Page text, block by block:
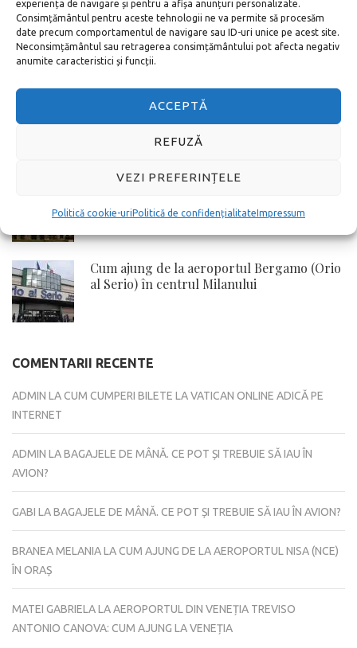
experiența de navigare și pentru a afișa anunțuri personalizate.
Consimțământul pentru aceste tehnologii ne va permite să procesăm
date precum comportamentul de navigare sau ID-uri unice pe acest site.
Neconsimțământul sau retragerea consimțământului pot afecta negativ
anumite caracteristici și funcții.
ACCEPTĂ
REFUZĂ
VEZI PREFERINȚELE
Politică cookie-uriPolitică de confidențialitateImpressum
Cum cumperi bilete la Vatican online adică
pe internet
Toate metodele de a ajunge de la
Aeroportul Schönefeld în centrul orașului
Cum cumperi online bilete la Colosseum si
Cum ajung de la aeroportul Bergamo (Orio
al Serio) în centrul Milanului
COMENTARII RECENTE
ADMIN LACUM CUMPERI BILETE LA VATICAN ONLINE ADICĂ PE
INTERNET
ADMIN LABAGAJELE DE MÂNĂ. CE POT ȘI TREBUIE SĂ IAU ÎN
AVION?
GABI LABAGAJELE DE MÂNĂ. CE POT ȘI TREBUIE SĂ IAU ÎN AVION?
BRANEA MELANIALACUM AJUNG DE LA AEROPORTUL NISA (NCE)
ÎN ORAȘ
MATEI GABRIELALAAEROPORTUL DIN VENEȚIA TREVISO
ANTONIO CANOVA: CUM AJUNG LA VENEȚIA